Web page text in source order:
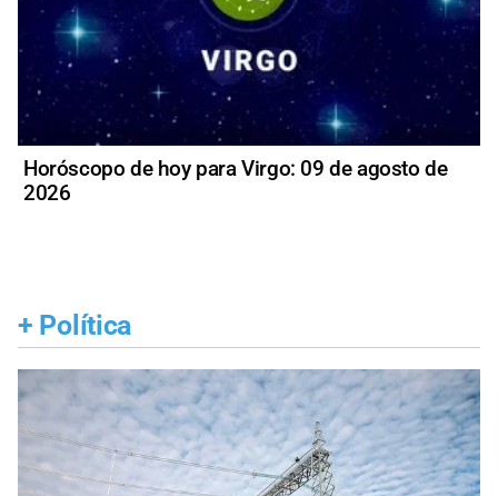
Horóscopo de hoy para Virgo: 09 de agosto de
2026
+ Política